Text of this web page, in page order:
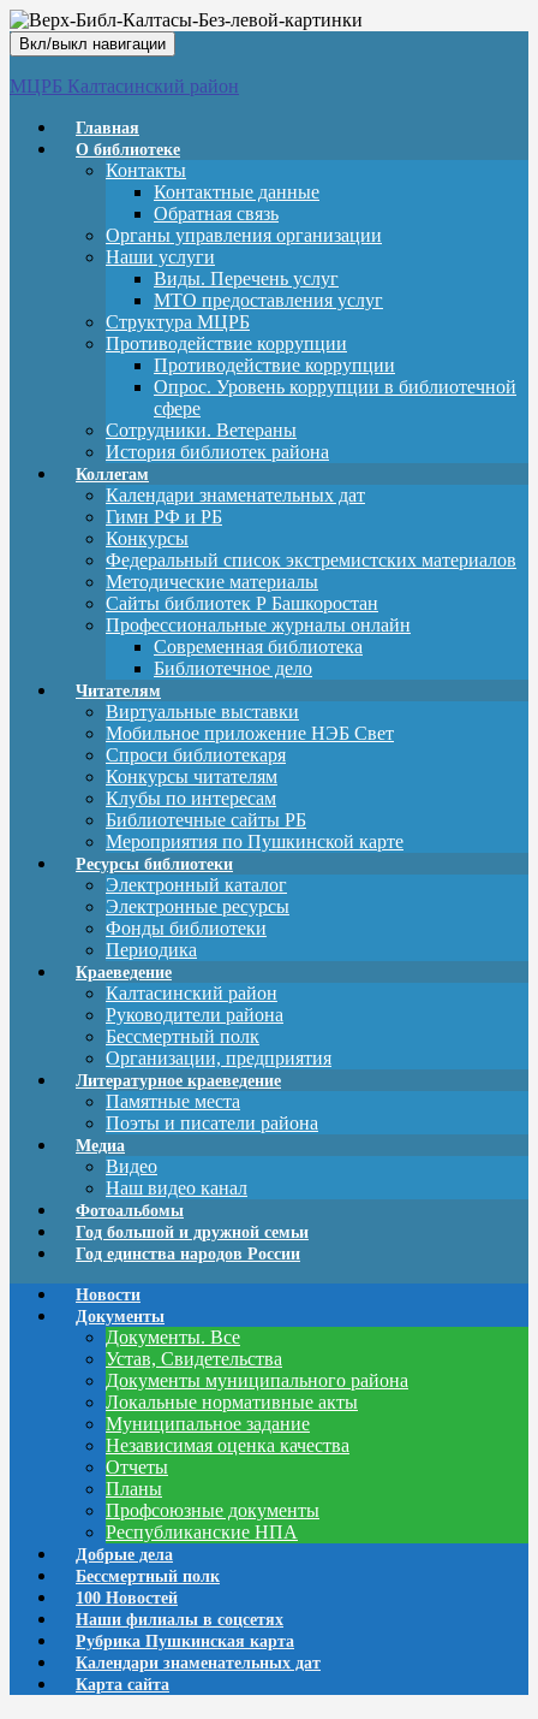
Вкл/выкл навигации
МЦРБ Калтасинский район
Главная
О библиотеке
Контакты
Контактные данные
Обратная связь
Органы управления организации
Наши услуги
Виды. Перечень услуг
МТО предоставления услуг
Структура МЦРБ
Противодействие коррупции
Противодействие коррупции
Опрос. Уровень коррупции в библиотечной
сфере
Сотрудники. Ветераны
История библиотек района
Коллегам
Календари знаменательных дат
Гимн РФ и РБ
Конкурсы
Федеральный список экстремистских материалов
Методические материалы
Сайты библиотек Р Башкоростан
Профессиональные журналы онлайн
Современная библиотека
Библиотечное дело
Читателям
Виртуальные выставки
Мобильное приложение НЭБ Свет
Спроси библиотекаря
Конкурсы читателям
Клубы по интересам
Библиотечные сайты РБ
Мероприятия по Пушкинской карте
Ресурсы библиотеки
Электронный каталог
Электронные ресурсы
Фонды библиотеки
Периодика
Краеведение
Калтасинский район
Руководители района
Бессмертный полк
Организации, предприятия
Литературное краеведение
Памятные места
Поэты и писатели района
Медиа
Видео
Наш видео канал
Фотоальбомы
Год большой и дружной семьи
Год единства народов России
Новости
Документы
Документы. Все
Устав, Свидетельства
Документы муниципального района
Локальные нормативные акты
Муниципальное задание
Независимая оценка качества
Отчеты
Планы
Профсоюзные документы
Республиканские НПА
Добрые дела
Бессмертный полк
100 Новостей
Наши филиалы в соцсетях
Рубрика Пушкинская карта
Календари знаменательных дат
Карта сайта